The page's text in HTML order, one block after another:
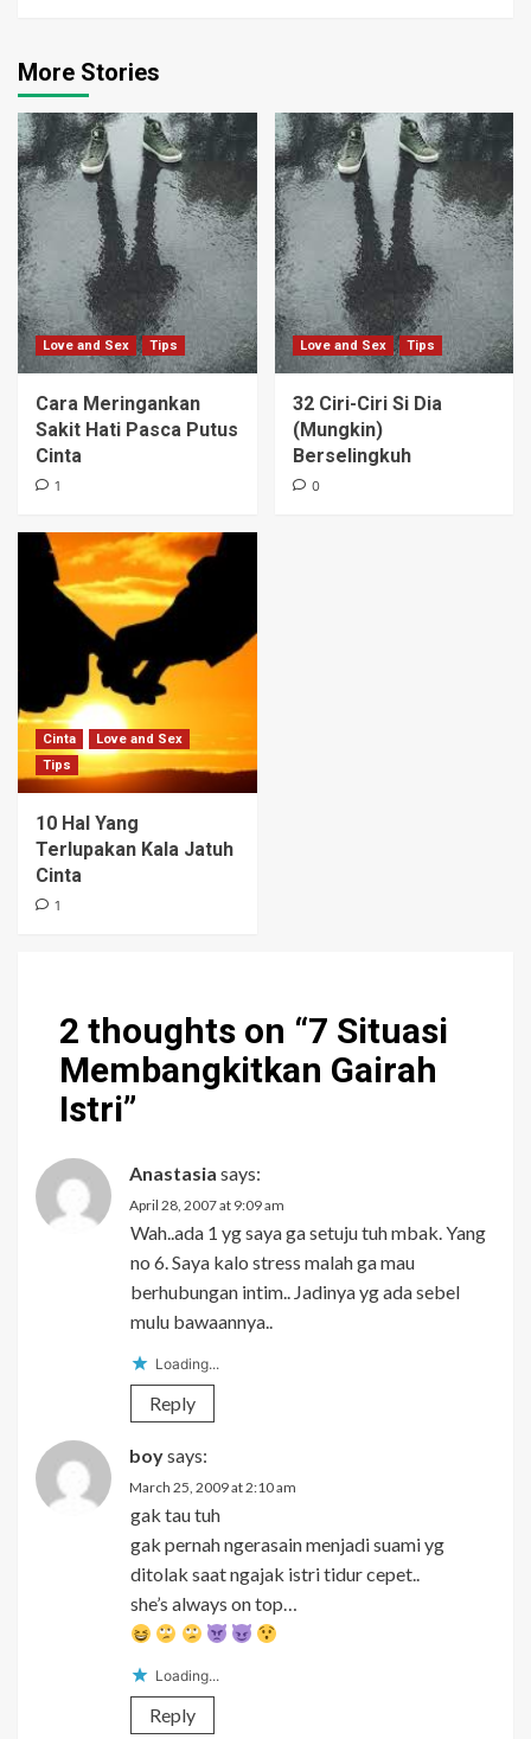
More Stories
Love and Sex Tips
Cara Meringankan
Sakit Hati Pasca Putus
Cinta
1
Love and Sex Tips
32 Ciri-Ciri Si Dia
(Mungkin)
Berselingkuh
0
Cinta
Love and Sex
Tips
10 Hal Yang
Terlupakan Kala Jatuh
Cinta
1
2 thoughts on “7 Situasi
Membangkitkan Gairah
Istri”
Anastasia says:
April 28, 2007 at 9:09 am
Wah..ada 1 yg saya ga setuju tuh mbak. Yang
no 6. Saya kalo stress malah ga mau
berhubungan intim.. Jadinya yg ada sebel
mulu bawaannya..
Loading...
Reply
boysays:
March 25, 2009 at 2:10 am
gak tau tuh
gak pernah ngerasain menjadi suami yg
ditolak saat ngajak istri tidur cepet..
she’s always on top…
Loading...
Reply